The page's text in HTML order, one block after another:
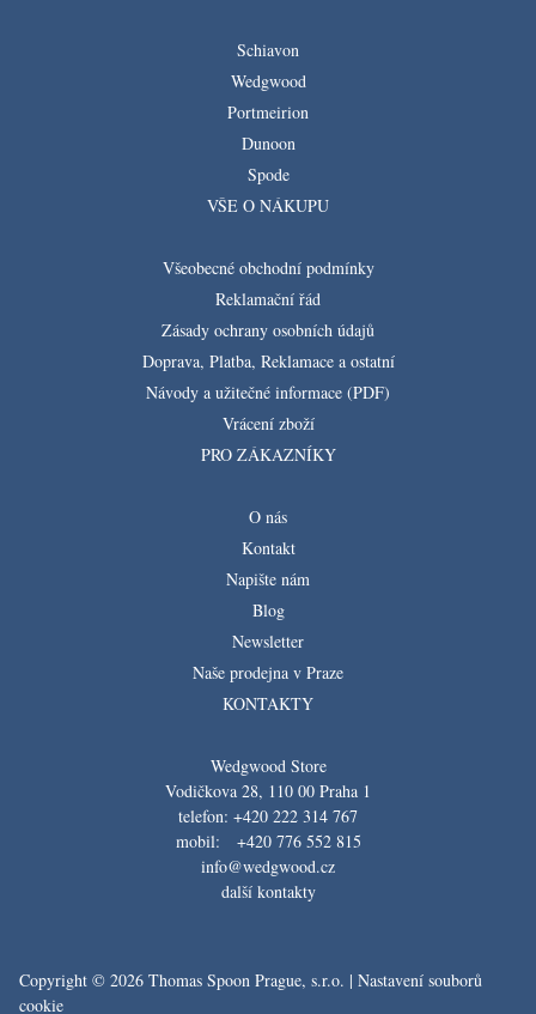
Schiavon
Wedgwood
Portmeirion
Dunoon
Spode
VŠE O NÁKUPU
Všeobecné obchodní podmínky
Reklamační řád
Zásady ochrany osobních údajů
Doprava, Platba, Reklamace a ostatní
Návody a užitečné informace (PDF)
Vrácení zboží
PRO ZÁKAZNÍKY
O nás
Kontakt
Napište nám
Blog
Newsletter
Naše prodejna v Praze
KONTAKTY
Wedgwood Store
Vodičkova 28, 110 00 Praha 1
telefon: +420 222 314 767
mobil: +420 776 552 815
info@wedgwood.cz
další kontakty
Copyright © 2026 Thomas Spoon Prague, s.r.o. | Nastavení souborů
cookie